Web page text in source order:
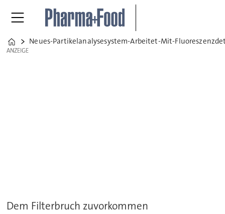
Home
Neues-Partikelanalysesystem-Arbeitet-Mit-
ANZEIGE
ANZEIGE
Dem Filterbruch zuvorkommen